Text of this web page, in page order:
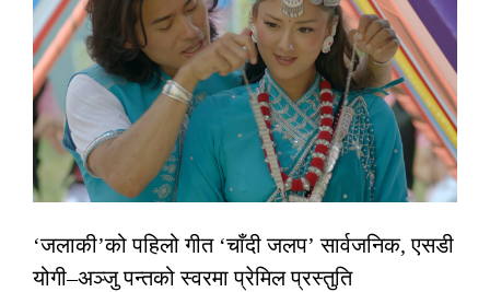
‘जलाकी’को पहिलो गीत ‘चाँदी जलप’ सार्वजनिक, एसडी
योगी–अञ्जु पन्तको स्वरमा प्रेमिल प्रस्तुति